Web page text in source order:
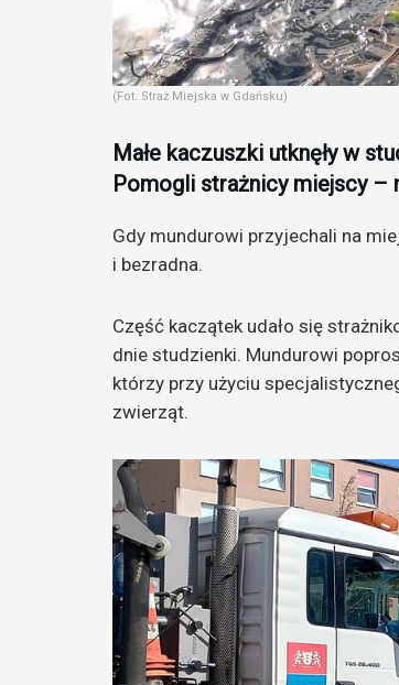
(Fot. Straż Miejska w Gdańsku)
Małe kaczuszki utknęły w
Pomogli strażnicy miejscy –
Gdy mundurowi przyjechali na
i bezradna.
Część kaczątek udało się
dnie studzienki. Mundurowi
którzy przy użyciu
zwierząt.